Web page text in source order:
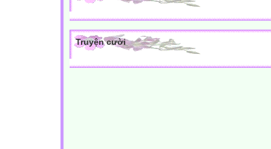
Truyện cười